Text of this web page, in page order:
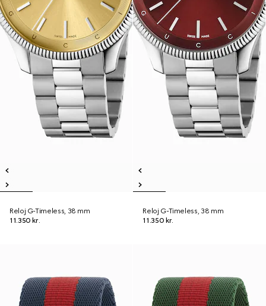
Reloj G-Timeless, 38 mm
11.350 kr.
Reloj G-Timeless, 38 mm
11.350 kr.